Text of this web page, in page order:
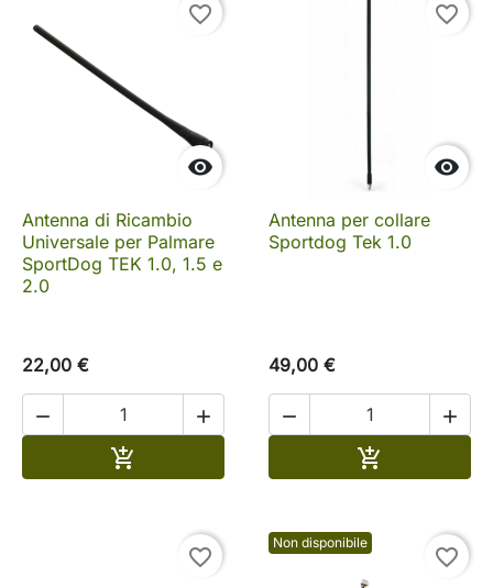

favorite_border
Antenna di Ricambio
Universale per Palmare
SportDog TEK 1.0, 1.5 e
2.0
22,00 €
 


favorite_border
Antenna per collare
Sportdog Tek 1.0
49,00 €
 

favorite_border
Non disponibile
favorite_border